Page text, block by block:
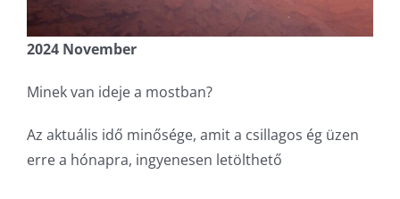
2024 November
Minek van ideje a mostban?
Az aktuális idő minősége, amit a csillagos ég üzen
erre a hónapra, ingyenesen letölthető